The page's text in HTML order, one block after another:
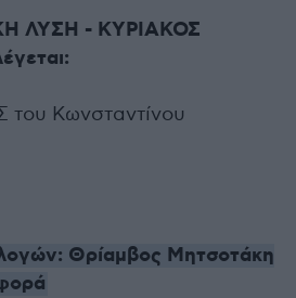
ΛΥΣΗ - ΚΥΡΙΑΚΟΣ
Κωνσταντίνου
Θρίαμβος Μητσοτάκη